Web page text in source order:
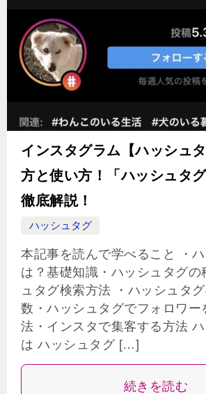
インスタグラム【ハッシュ
方と使い方！「ハッシュタ
徹底解説！
ハッシュタグ
本記事を読んで学べること ・
は？基礎知識・ハッシュタグの
ュタグ検索方法 ・ハッシュタ
数・ハッシュタグでフォロワー
法・インスタで集客する方法
は ハッシュタグ […]
続きを読む